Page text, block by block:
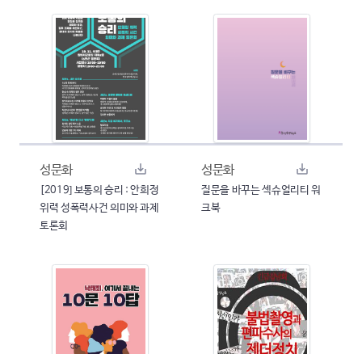
성문화
[2019] 보통의 승리 : 안희정
위력 성폭력사건 의미와 과제
토론회
성문화
질문을 바꾸는 섹슈얼리티 워
크북